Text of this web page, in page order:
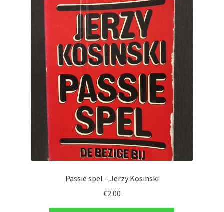
Passie spel – Jerzy Kosinski
€2.00